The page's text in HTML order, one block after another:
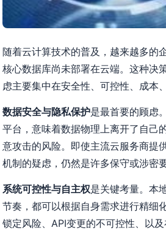
随着云计算技术的普及，越来越多的
核心数据库尚未部署在云端。这种决
虑主要集中在安全性、可控性、成本
数据安全与隐私保护是最首要的顾虑
平台，意味着数据物理上离开了自己
意攻击的风险。即使主流云服务商提
机制的疑虑，仍然是许多保守或涉密
系统可控性与自主权是关键考量。本
节奏，都可以根据自身需求进行精细
锁定风险、API变更的不可控性、以